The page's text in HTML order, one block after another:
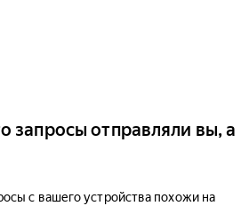
запросы отправляли вы, а
с вашего устройства похожи на